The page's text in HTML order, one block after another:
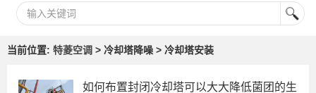
当前位置: 特菱空调 > 冷却塔降噪 > 冷却塔安装
如何布置封闭冷却塔可以大大降低菌团的生